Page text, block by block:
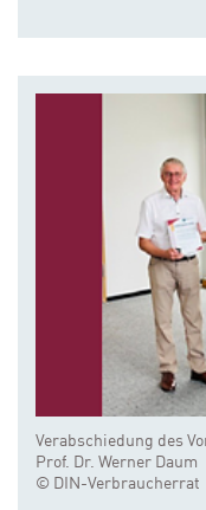
Verabschiedung des
Prof. Dr. Werner Daum
© DIN-Verbraucherrat